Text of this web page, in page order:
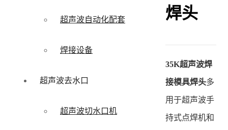
超声波自动化配套
焊接设备
超声波去水口
超声波切水口机
焊头
35K超声波焊
接模具焊头多
用于超声波手
持式点焊机和